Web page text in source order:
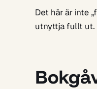
Det här är inte
utnyttja fullt ut.